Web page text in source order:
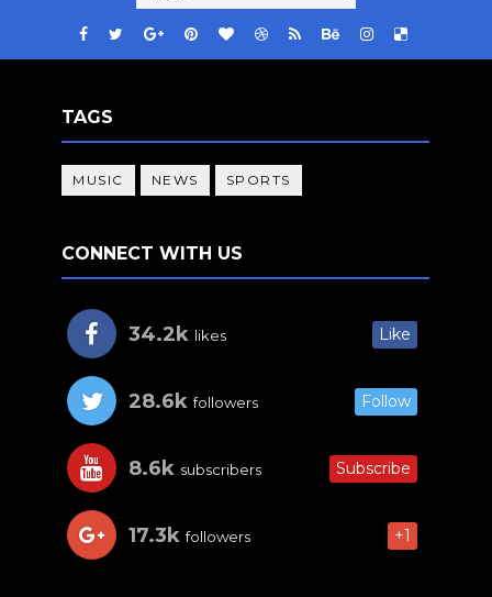
TAGS
MUSIC NEWS SPORTS
CONNECT WITH US
34.2k likes Like
28.6k followers Follow
8.6k subscribers Subscribe
17.3k followers +1